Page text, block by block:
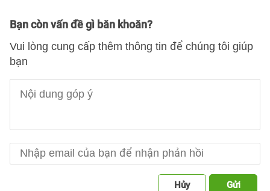
Bạn còn vấn đề gì băn khoăn?
Vui lòng cung cấp thêm thông tin để chúng tôi giúp
bạn
Hủy Gửi